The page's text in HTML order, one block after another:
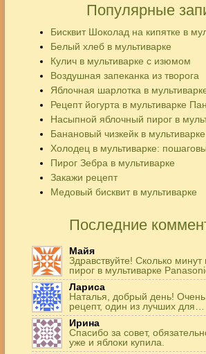
Популярные
Бисквит Шоколад на кипятке в
Белый хлеб в мультиварке
Кулич в мультиварке с изюмом
Воздушная запеканка из творога
Яблочная шарлотка в
Рецепт йогурта в мультиварке
Насыпной яблочный пирог в
Банановый чизкейк в мультиварке
Холодец в мультиварке:
Пирог Зебра в мультиварке
Закажи рецепт
Медовый бисквит в мультиварке
Последние
Майя
Здравствуйте! Сколько минут
пирог в мультиварке
Лариса
Наталья, добрый день!
рецепт, один из лучших для…
Ирина
Спасибо за совет,
уже и яблоки купила.